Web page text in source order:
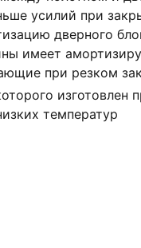
усилий при
дверного
имеет
при резком
изготовлен
температур